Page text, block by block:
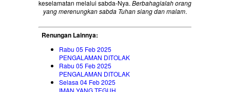
keselamatan melalui sabda-Nya. Berbahagialah orang
yang merenungkan sabda Tuhan siang dan malam.
Renungan Lainnya:
Rabu 05 Feb 2025
PENGALAMAN DITOLAK
Rabu 05 Feb 2025
PENGALAMAN DITOLAK
Selasa 04 Feb 2025